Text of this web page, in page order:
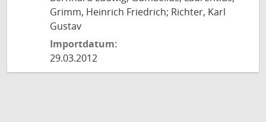
Grimm, Heinrich Friedrich; Richter, Karl
Gustav
Importdatum:
29.03.2012